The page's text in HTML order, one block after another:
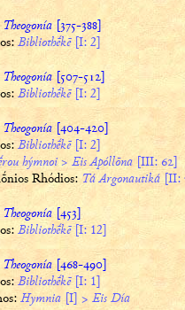
Theogonía [-]
Bibliothḗkē[I: 2]
Theogonía[-]
Bibliothḗkē[I: 2]
Theogonía [-]
Bibliothḗkē[I: 2]
rou hýmnoi > Eis Apóllōna [III: ]
Rhódios: Tá Argonautiká [II:
Theogonía []
Bibliothḗkē[I: 12]
Theogonía [-]
Bibliothḗkē[I: 1]
Hymnia [I] > Eis Día